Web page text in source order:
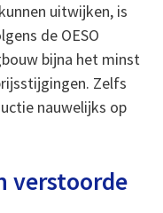
uitwijken, is
de OESO
bijna het minst
Zelfs
nauwelijks op
verstoorde